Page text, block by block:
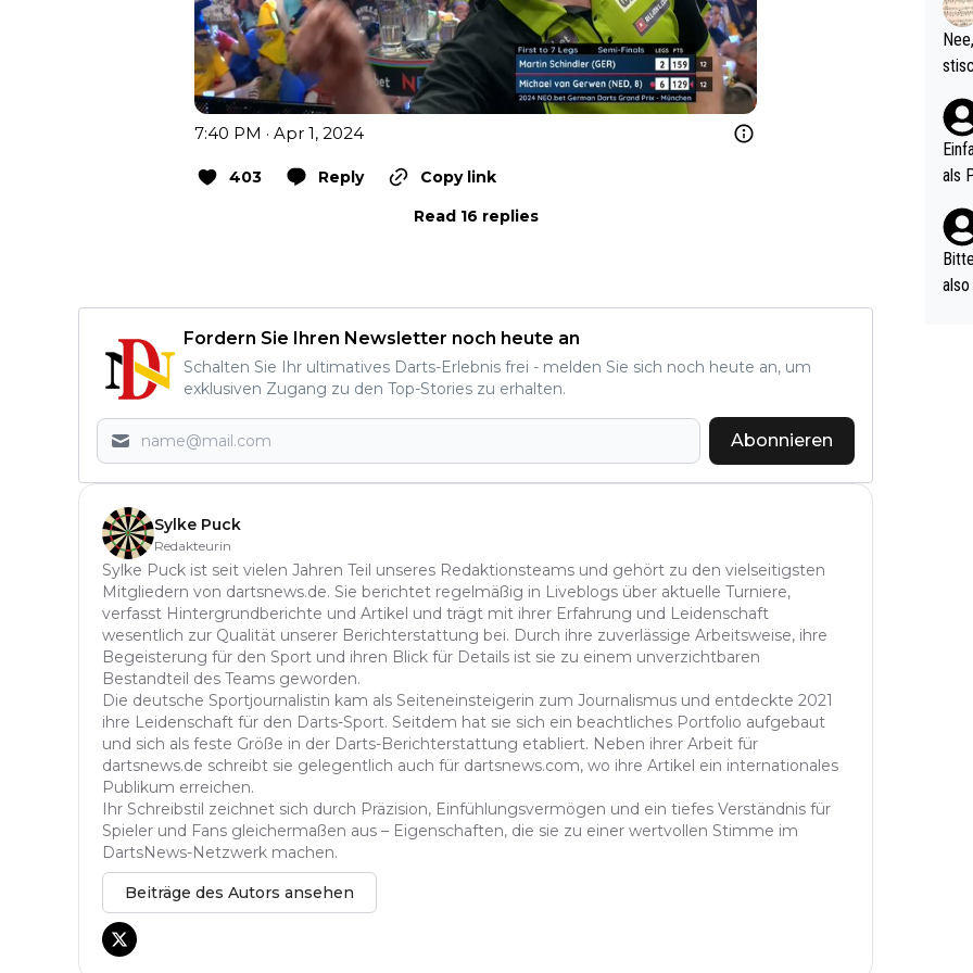
7:40 PM · Apr 1, 2024
403 Reply
Copy link
Read 16 replies
Fordern Sie Ihren Newsletter noch heute an
Schalten Sie Ihr ultimatives Darts-Erlebnis frei - melden Sie sich noch heute an, um
exklusiven Zugang zu den Top-Stories zu erhalten.
Abonnieren
Sylke Puck
Redakteurin
Sylke Puck ist seit vielen Jahren Teil unseres Redaktionsteams und gehört zu den vielseitigsten
Mitgliedern von dartsnews.de. Sie berichtet regelmäßig in Liveblogs über aktuelle Turniere,
verfasst Hintergrundberichte und Artikel und trägt mit ihrer Erfahrung und Leidenschaft
wesentlich zur Qualität unserer Berichterstattung bei. Durch ihre zuverlässige Arbeitsweise, ihre
Begeisterung für den Sport und ihren Blick für Details ist sie zu einem unverzichtbaren
Bestandteil des Teams geworden.
Die deutsche Sportjournalistin kam als Seiteneinsteigerin zum Journalismus und entdeckte 2021
ihre Leidenschaft für den Darts-Sport. Seitdem hat sie sich ein beachtliches Portfolio aufgebaut
und sich als feste Größe in der Darts-Berichterstattung etabliert. Neben ihrer Arbeit für
dartsnews.de schreibt sie gelegentlich auch für dartsnews.com, wo ihre Artikel ein internationales
Publikum erreichen.
Ihr Schreibstil zeichnet sich durch Präzision, Einfühlungsvermögen und ein tiefes Verständnis für
Spieler und Fans gleichermaßen aus – Eigenschaften, die sie zu einer wertvollen Stimme im
DartsNews-Netzwerk machen.
Beiträge des Autors ansehen
(in
als
nes
ttler
vV
als